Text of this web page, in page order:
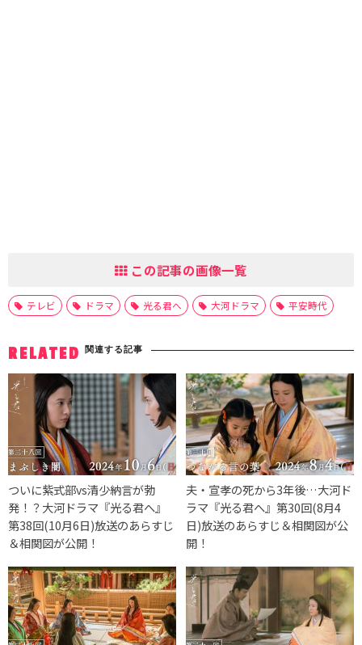
この記事の画像一覧
テレビ ドラマ 光る君へ 大河ドラマ 平安時代
RELATED 関連する記事
ついに紫式部vs清少納言が勃
発！？大河ドラマ『光る君へ』
第38回(10月6日)放送のあらすじ
＆相関図が公開！
夫・宣孝の死から3年後…大河ド
ラマ『光る君へ』第30回(8月4
日)放送のあらすじ＆相関図が公
開！